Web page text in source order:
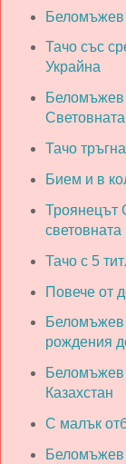
Беломъжев
Тачо със
Украйна
Беломъжев
Световната
Тачо
Бием и в
Троянецът
световната
Тачо с 5
Повече от
Беломъжев
рождения
Беломъжев
Казахстан
С малък
Беломъжев